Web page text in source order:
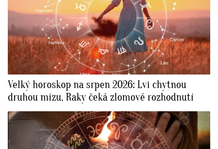
Velký horoskop na srpen 2026: Lvi chytnou
druhou mízu, Raky čeká zlomové rozhodnutí